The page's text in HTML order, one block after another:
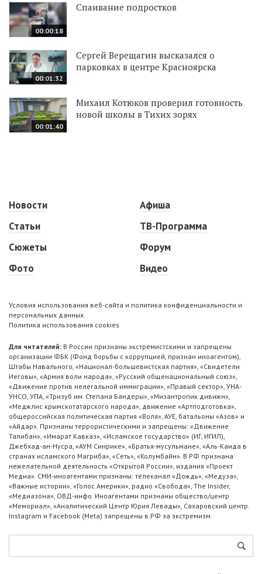
00:00:18
Спаивание подростков
00:01:32
Сергей Верещагин высказался о
парковках в центре Красноярска
00:01:40
Михаил Котюков проверил готовность
новой школы в Тихих зорях
Новости
Статьи
Сюжеты
Фото
Афиша
ТВ-Программа
Форум
Видео
Условия использования веб-сайта и политика конфиденциальности и
персональных данных
Политика использования cookies
Для читателей: В России признаны экстремистскими и запрещены
организации ФБК (Фонд борьбы с коррупцией, признан иноагентом),
Штабы Навального, «Национал-большевистская партия», «Свидетели
Иеговы», «Армия воли народа», «Русский общенациональный союз»,
«Движение против нелегальной иммиграции», «Правый сектор», УНА-
УНСО, УПА, «Тризуб им. Степана Бандеры», «Мизантропик дивижн»,
«Меджлис крымскотатарского народа», движение «Артподготовка»,
общероссийская политическая партия «Воля», АУЕ, батальоны «Азов» и
«Айдар». Признаны террористическими и запрещены: «Движение
Талибан», «Имарат Кавказ», «Исламское государство» (ИГ, ИГИЛ),
Джебхад-ан-Нусра, «АУМ Синрике», «Братья-мусульмане», «Аль-Каида в
странах исламского Магриба», «Сеть», «Колумбайн». В РФ признана
нежелательной деятельность «Открытой России», издания «Проект
Медиа». СМИ-иноагентами признаны: телеканал «Дождь», «Медуза»,
«Важные истории», «Голос Америки», радио «Свобода», The Insider,
«Медиазона», ОВД-инфо. Иноагентами признаны общество/центр
«Мемориал», «Аналитический Центр Юрия Левады», Сахаровский центр.
Instagram и Facebook (Metа) запрещены в РФ за экстремизм.